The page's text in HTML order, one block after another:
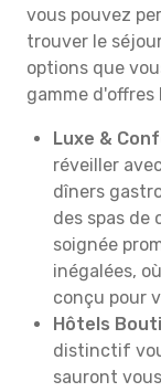
vous pouvez
trouver le
options que
gamme d'offres
Luxe &
réveiller
dîners
des spas de
soignée
inégalées,
conçu pour
Hôtels
distinctif
sauront